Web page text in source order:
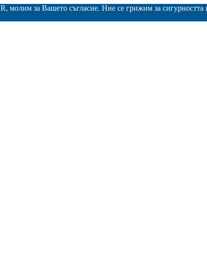
молим за Вашето съгласие. Ние се грижим за